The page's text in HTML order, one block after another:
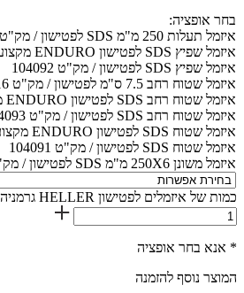
בחר אופציה:
איזמל תעלות 250 מ"מ SDS לפטישון / מק"ט 104034
איזמל שפיץ SDS לפטישון ENDURO מקצועי / מק"ט 104842
איזמל שפיץ SDS לפטישון / מק"ט 104092
איזמל שטוח רחב 7.5 ס"מ לפטישון / מק"ט 104616
איזמל שטוח רחב SDS לפטישון ENDURO מקצועי / מק"ט 104843
איזמל שטוח רחב SDS לפטישון / מק"ט 104093
איזמל שטוח SDS לפטישון ENDURO מקצועי / מק"ט 104841
איזמל שטוח SDS לפטישון / מק"ט 104091
איזמל משונן 250X6 מ"מ SDS לפטישון / מק"ט 104150
כמות של איזמלים לפטישון HELLER גרמניה
* אנא בחר אופציה
המוצר נוסף להזמנה